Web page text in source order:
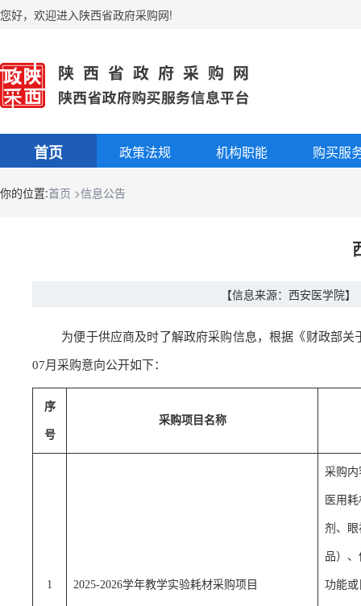
您好， 欢迎进入陕西省政府采购网!
首页 政策法规 机构职能 购买服
你的位置:首页 >信息公告
【信息来源：西安医学院】
为便于供应商及时了解政府采购信息，根据《财政部关
07月采购意向公开如下：
序
号
采购项目名称
1 2025-2026学年教学实验耗材采购项目
采购
医用
剂、
品）
功能